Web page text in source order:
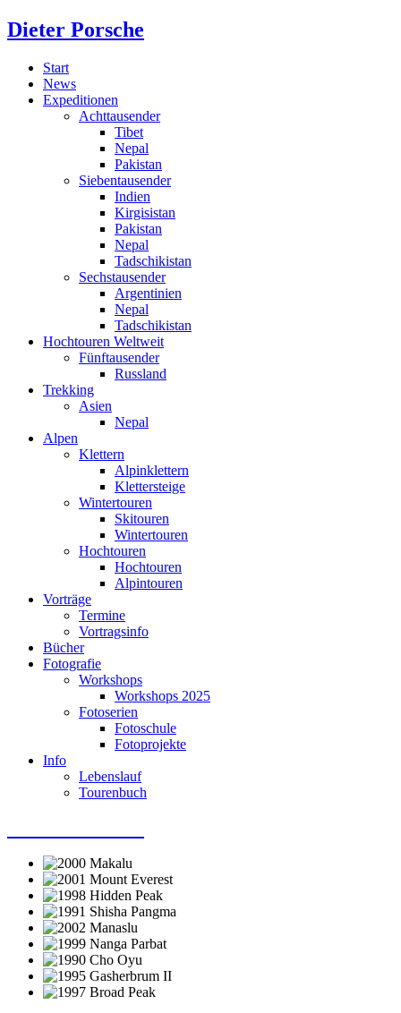
Dieter Porsche
Start
News
Expeditionen
Achttausender
Tibet
Nepal
Pakistan
Siebentausender
Indien
Kirgisistan
Pakistan
Nepal
Tadschikistan
Sechstausender
Argentinien
Nepal
Tadschikistan
Hochtouren Weltweit
Fünftausender
Russland
Trekking
Asien
Nepal
Alpen
Klettern
Alpinklettern
Klettersteige
Wintertouren
Skitouren
Wintertouren
Hochtouren
Hochtouren
Alpintouren
Vorträge
Termine
Vortragsinfo
Bücher
Fotografie
Workshops
Workshops 2025
Fotoserien
Fotoschule
Fotoprojekte
Info
Lebenslauf
Tourenbuch